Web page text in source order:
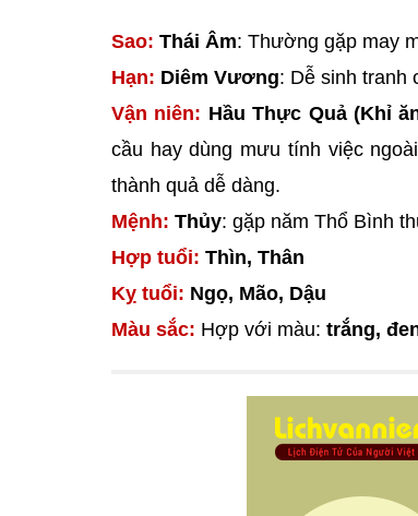
Sao: Thái Âm: Thường gặp may
Hạn: Diêm Vương: Dễ sinh tranh
Vận niên: Hầu Thực Quả (Khỉ
cầu hay dùng mưu tính việc
thành quả dễ dàng.
Mệnh: Thủy: gặp năm Thổ Bình
Hợp tuổi: Thìn, Thân
Kỵ tuổi: Ngọ, Mão, Dậu
Màu sắc: Hợp với màu: trắng,